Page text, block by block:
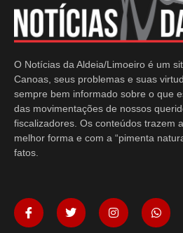
O Notícias da Aldeia/Limoeiro é um
Canoas, seus problemas e suas
sempre bem informado sobre o que
das movimentações de nossos
fiscalizadores. Os conteúdos trazem
melhor forma e com a “pimenta
fatos.